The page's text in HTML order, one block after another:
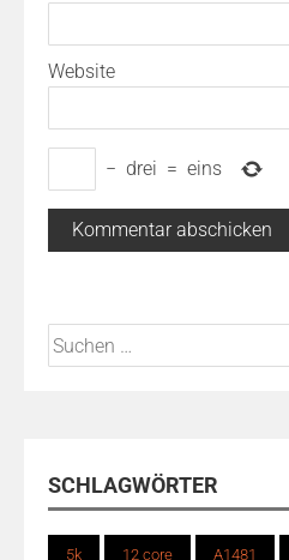
Website
− drei = eins
Suchen
nach:
SCHLAGWÖRTER
5k 12 core A1481